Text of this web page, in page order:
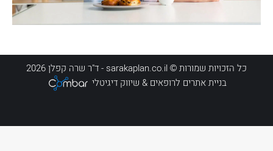
כל הזכויות שמורות © sarakaplan.co.il - ד"ר שרה קפלן 2026
בניית אתרים לרופאים & שיווק דיגיטלי